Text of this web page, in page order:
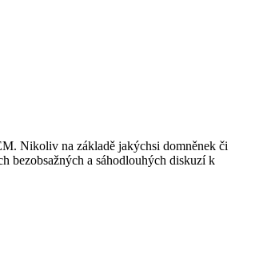
Nikoliv na základě jakýchsi domněnek či
bezobsažných a sáhodlouhých diskuzí k